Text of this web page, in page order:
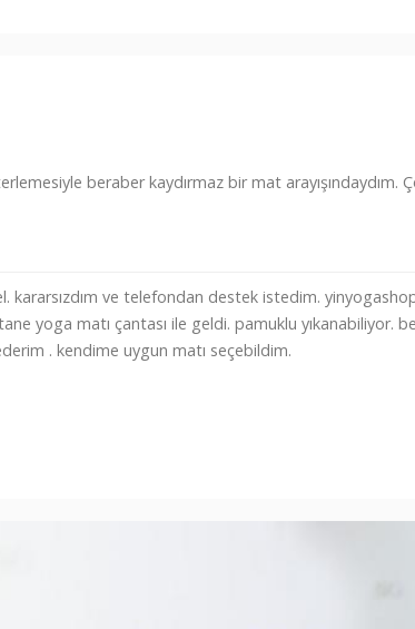
beraber kaydırmaz bir mat arayışındaydım.
ve telefondan destek istedim.
yoga matı çantası ile geldi. pamuklu yıkanabiliyor.
. kendime uygun matı seçebildim.